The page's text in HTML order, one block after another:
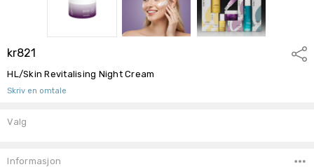
kr821
Del
HL/Skin Revitalising Night Cream
Skriv en omtale
Valg
Informasjon